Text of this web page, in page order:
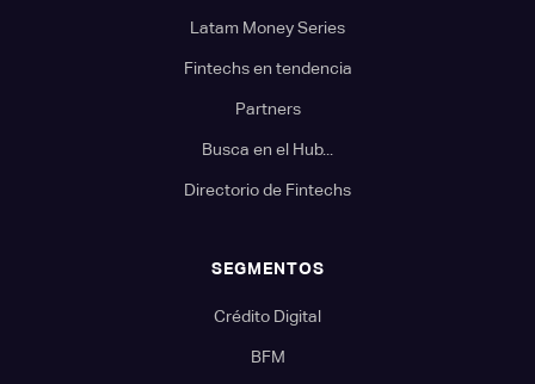
Latam Money Series
Fintechs en tendencia
Partners
Busca en el Hub...
Directorio de Fintechs
SEGMENTOS
Crédito Digital
BFM